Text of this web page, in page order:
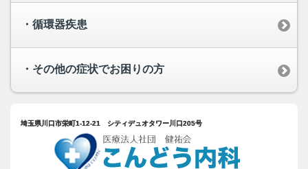
・循環器疾患
・その他の症状でお困りの方
埼玉県川口市栄町1-12-21 シティデュオタワー川口205号